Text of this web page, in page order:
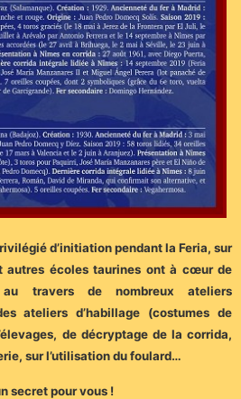
d’initiation pendant la Feria, sur
autres écoles taurines ont à cœur de
travers de nombreux ateliers
ateliers d’habillage (costumes de
de décryptage de la corrida,
sur l’utilisation du foulard…
secret pour vous !